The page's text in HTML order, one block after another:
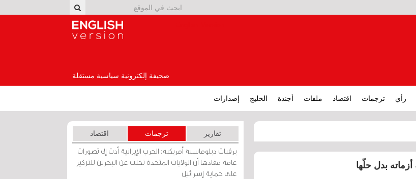
صحيفة إلكترونية سياسية مستقلة
رأي ترجمات اقتصاد ملفات أجندة الخليج إصدارات
بدل حلّها
تقارير ترجمات اقتصاد
برقيات دبلوماسية أمريكية: الحرب الإيرانية أدت إلى تصورات
عامة مفادها أن الولايات المتحدة تخلت عن البحرين للتركيز
على حماية إسرائيل